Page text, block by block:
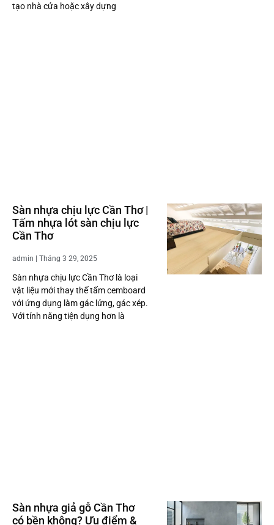
tạo nhà cửa hoặc xây dựng
Sàn nhựa chịu lực Cần Thơ |
Tấm nhựa lót sàn chịu lực
Cần Thơ
admin Tháng 3 29, 2025
Sàn nhựa chịu lực Cần Thơ là loại
vật liệu mới thay thế tấm cemboard
với ứng dụng làm gác lửng, gác xép.
Với tính năng tiện dụng hơn là
Sàn nhựa giả gỗ Cần Thơ
có bền không? Ưu điểm &